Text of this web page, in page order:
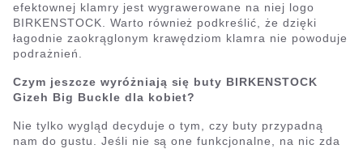
efektownej klamry jest wygrawerowane na niej logo
BIRKENSTOCK. Warto również podkreślić, że dzięki
łagodnie zaokrąglonym krawędziom klamra nie powoduje
podrażnień.
Czym jeszcze wyróżniają się buty BIRKENSTOCK
Gizeh Big Buckle dla kobiet?
Nie tylko wygląd decyduje o tym, czy buty przypadną
nam do gustu. Jeśli nie są one funkcjonalne, na nic zda